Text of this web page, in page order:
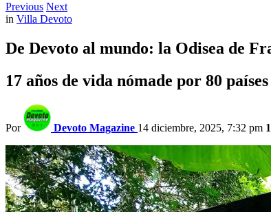
Previous Next
in Villa Devoto
De Devoto al mundo: la Odisea de
17 años de vida nómade por 80 países
Por Devoto Magazine 14 diciembre, 2025, 7:32 pm